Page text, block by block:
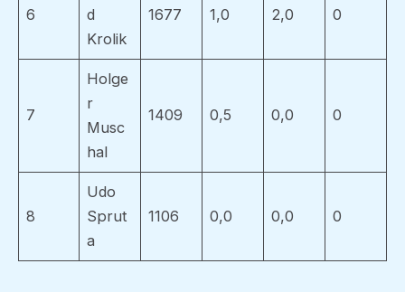
6
d
Krolik
1677 1,0 2,0 0
7
Holge
r
Musc
hal
1409 0,5 0,0 0
8
Udo
Sprut
a
1106 0,0 0,0 0